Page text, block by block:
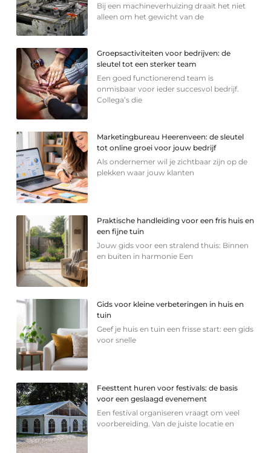
Bij een machineverhuizing draait het niet
alleen om het gewicht van de
Groepsactiviteiten voor bedrijven: de
sleutel tot een sterker team
Een goed functionerend team is
onmisbaar voor ieder succesvol bedrijf.
Collega’s die
Marketingbureau Heerenveen: de sleutel
tot online groei voor jouw bedrijf
Als ondernemer wil je zichtbaar zijn op de
plekken waar jouw klanten
Praktische handleiding voor een fris huis en
een fijne tuin
Jouw gids voor een stralend thuis: Binnen
en buiten in harmonie Een
Gids voor kleine verbeteringen in huis en
tuin
Geef je huis en tuin een frisse start: een gids
voor snelle
Feesttent huren voor festivals: de basis
voor een geslaagd evenement
Een festival organiseren vraagt om veel
voorbereiding. Van de juiste locatie en